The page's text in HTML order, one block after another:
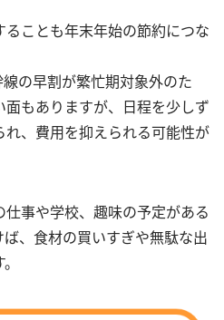
ことも年末年始の節約につな
の早割が繁忙期対象外のた
もありますが、日程を少しず
れ、費用を抑えられる可能性が
事や学校、趣味の予定がある
、食材の買いすぎや無駄な出